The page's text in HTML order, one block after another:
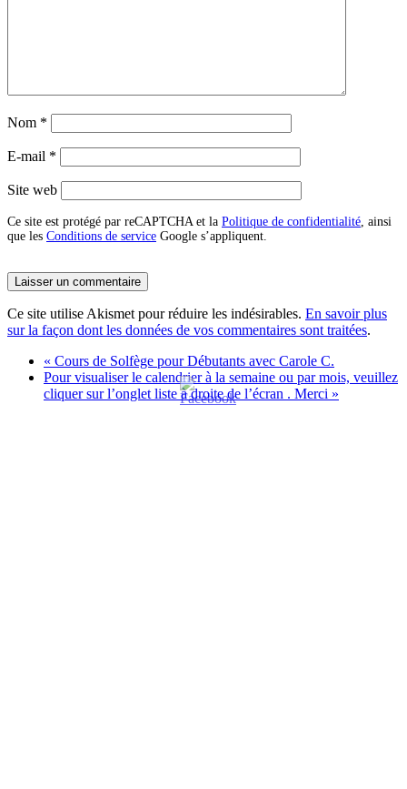
Nom *
E-mail *
Site web
Ce site est protégé par reCAPTCHA et la Politique de confidentialité , ainsi
que les Conditions de service Google s’appliquent.
Ce site utilise Akismet pour réduire les indésirables. En savoir plus
sur la façon dont les données de vos commentaires sont traitées.
« Cours de Solfège pour Débutants avec Carole C.
Pour visualiser le calendrier à la semaine ou par mois, veuillez
cliquer sur l’onglet liste à droite de l’écran . Merci »